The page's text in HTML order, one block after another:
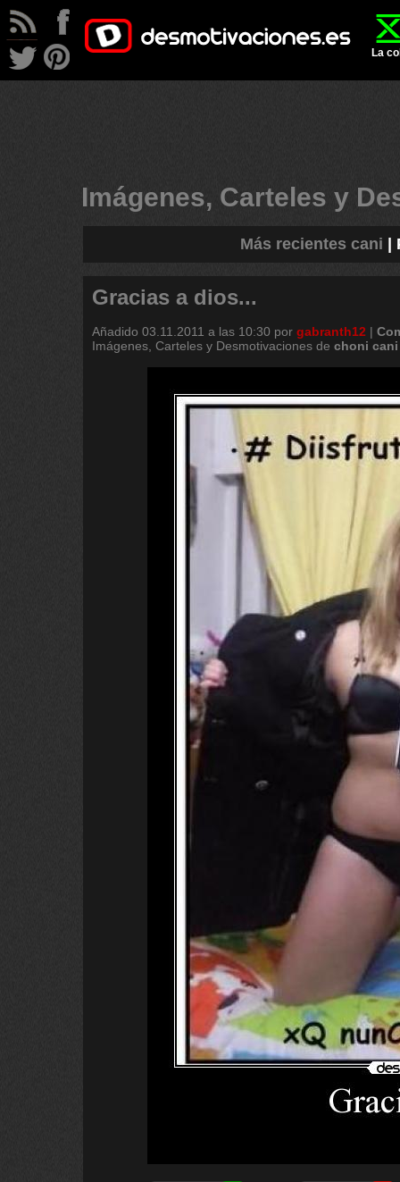
La
Imágenes, Carteles y
Más recientes cani
Gracias a dios...
Añadido 03.11.2011 a las 10:30 por gabranth12 |
Imágenes, Carteles y Desmotivaciones de choni cani